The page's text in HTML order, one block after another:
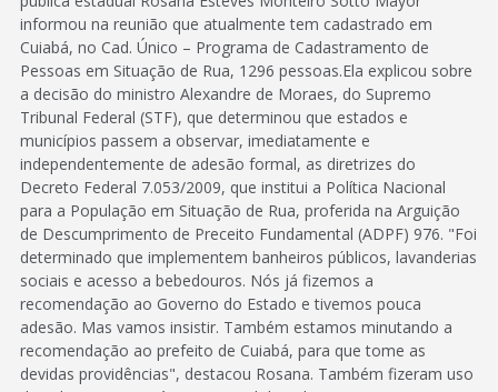
informou na reunião que atualmente tem cadastrado em
Cuiabá, no Cad. Único – Programa de Cadastramento de
Pessoas em Situação de Rua, 1296 pessoas.Ela explicou sobre
a decisão do ministro Alexandre de Moraes, do Supremo
Tribunal Federal (STF), que determinou que estados e
municípios passem a observar, imediatamente e
independentemente de adesão formal, as diretrizes do
Decreto Federal 7.053/2009, que institui a Política Nacional
para a População em Situação de Rua, proferida na Arguição
de Descumprimento de Preceito Fundamental (ADPF) 976. "Foi
determinado que implementem banheiros públicos, lavanderias
sociais e acesso a bebedouros. Nós já fizemos a
recomendação ao Governo do Estado e tivemos pouca
adesão. Mas vamos insistir. Também estamos minutando a
recomendação ao prefeito de Cuiabá, para que tome as
devidas providências", destacou Rosana. Também fizeram uso